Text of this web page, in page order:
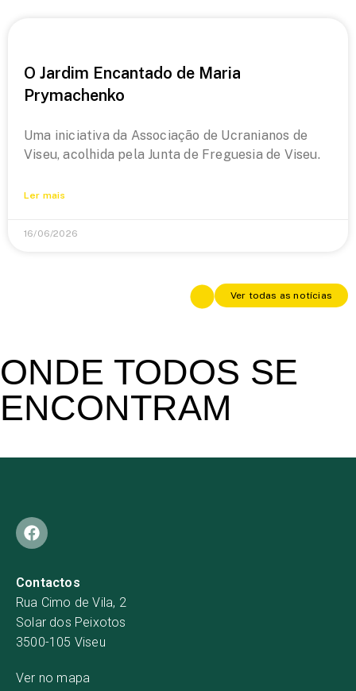
O Jardim Encantado de Maria
Prymachenko
Uma iniciativa da Associação de Ucranianos de
Viseu, acolhida pela Junta de Freguesia de Viseu.
Ler mais
16/06/2026
Ver todas as notícias
ONDE TODOS SE
ENCONTRAM
Contactos
Rua Cimo de Vila, 2
Solar dos Peixotos
3500-105 Viseu
Ver no mapa